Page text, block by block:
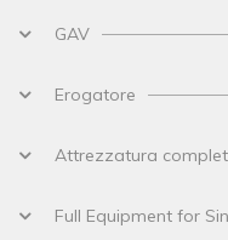
GAV
Erogatore
Attrezzatura
Full Equipment for